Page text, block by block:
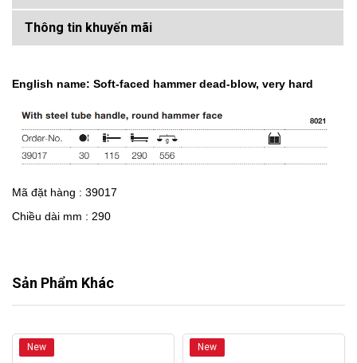
Thông tin khuyến mãi
English name: Soft-faced hammer dead-blow, very hard
Mã đặt hàng : 39017
Chiều dài mm : 290
Sản Phẩm Khác
New New